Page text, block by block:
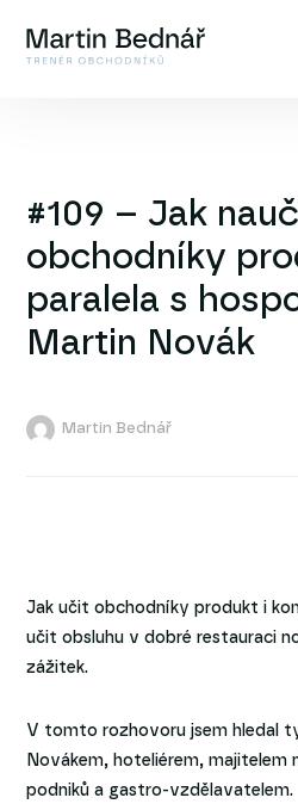
#109 – Jak
obchodníky
paralela s
Martin Novák
Martin Bednář
Jak učit obchodníky produkt i
učit obsluhu v dobré restauraci
zážitek.
V tomto rozhovoru jsem hledal
Novákem, hoteliérem, majitelem
podniků a gastro-vzdělavatelem.